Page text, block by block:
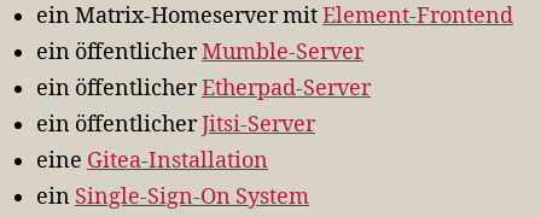
ein Matrix-Homeserver mitElement-Frontend
ein öffentlicherMumble-Server
ein öffentlicherEtherpad-Server
ein öffentlicherJitsi-Server
eine Gitea-Installation
ein Single-Sign-On System